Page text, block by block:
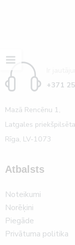
+371
Mazā Rencēnu 1,
Latgales
Rīga, LV-1073
Atbalsts
Noteikumi
Norēķini
Piegāde
Privātuma politika